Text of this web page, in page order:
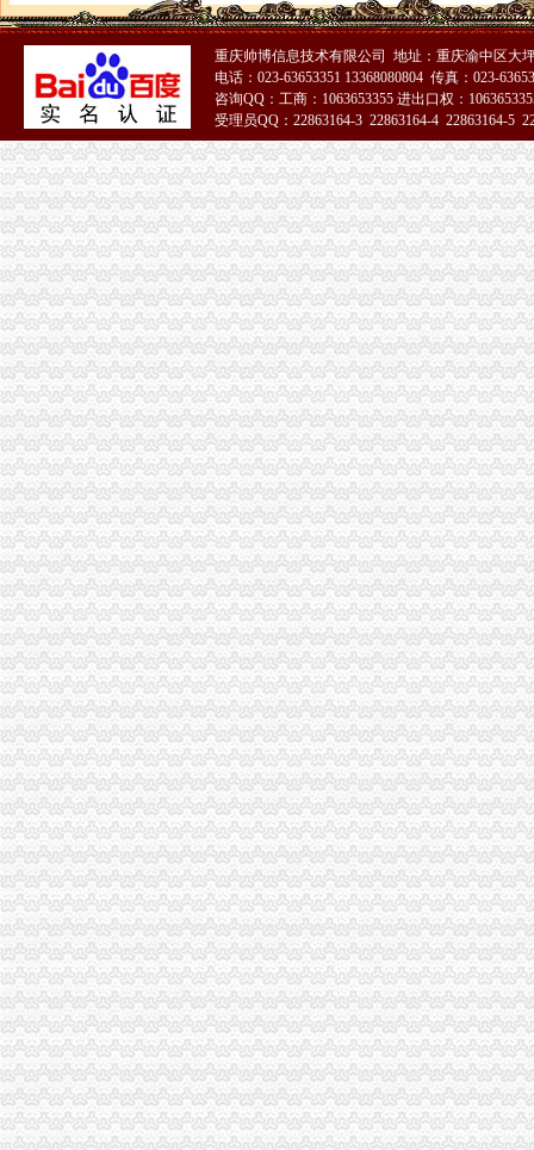
周克华系列劫案共抢现金55.5万主要花在家庭上-中新网
重庆永辉超市有限公司沙坪坝区童家桥分公司_【信用信息_诉讼信息_
【重庆沙坪坝童家桥财务/审计/税务招聘网|2018年重庆沙坪坝童家桥财
中国邮政储蓄银行股份有限公司重庆沙坪坝区童家桥支行_【电话地址_
【重庆沙坪坝童家桥财务/会计助理招聘网|2018年重庆沙坪坝童家桥财
【童家桥企业管理咨询公司】-今题童家桥企业管理咨询网
【重庆童家桥公司业务招聘网_公司业务招聘信息】-重庆智联招聘
重庆沙坪坝办理公司执照个体户执照记帐报税-童家桥工商注册|重庆酷
重庆沙坪坝童家桥会计实务培训,重庆沙坪坝童家桥会计实操培训班,
重庆美坎毕罗财务咨询有限公司联系方式_信用报告_工商信息-启信宝
【安明金有限公司】安明金有限公司招聘|待遇|面试|怎么样-看准网
重庆沙坪坝童家桥理财公司|重庆沙坪坝童家桥理财-重庆沙坪坝童家桥
【重庆美坎毕罗财务咨询有限公司工商信息】-阿土伯工商信息查询
沙坪坝区股份制企业招聘_重庆童家桥股份制企业招聘信息_求职找工作
【童家桥项目管理认证培训】-今题童家桥项目管理认证培训网
【重庆沙坪坝童家桥财务经理招聘网|2018年重庆沙坪坝童家桥财务经
重庆市沙坪坝区童家桥贸易公司_【电话地址_招聘信息_注册信息_信用
经济日报多媒体数字报刊
【重庆童家桥半导体招聘网_半导体招聘信息】-重庆智联招聘
【2017年童家桥村卫生站口腔科新招聘信息_电话_地址】-赶集网
【童家桥专利申请|童家桥专利注册】-今题童家桥专利申请网
重庆孚博投资管理咨询有限公司
【重庆沙坪坝童家桥保险精算师招聘网|2018年重庆沙坪坝童家桥保险
重庆市沙坪坝区童家桥汽车修理厂_【信用信息_诉讼信息_财务信息_注
重庆市沙坪坝区童家桥贸易公司广龙糕点加工厂_【信用信息_诉讼信息
【重庆童家桥培训经理招聘网_培训经理招聘信息】-重庆智联招聘
重庆童家桥附近出纳招聘|重庆童家桥附近出纳职位信息汇总|重庆出纳
【重庆会计服务公司黄页】_顺企网
重庆童家桥附近出纳招聘|重庆童家桥附近出纳职位信息汇总|重庆出纳
【重庆沙坪坝童家桥统计招聘网|2018年重庆沙坪坝童家桥统计招聘信
沙坪坝学会计去哪里好？重庆财务会计今题网
重庆燃气集团股份有限公司|公司|重庆|有限_新浪财经_新浪网
重庆市沙坪坝区童家桥街道文化站新世纪卡拉OK厅_【信用信息_诉讼
中国工商银行股份有限公司重庆童家桥支行_【信用信息_诉讼信息_财
【58同城】重庆渝北龙溪香港公司注册_注册香港公司_离岸公司注册
重庆沙坪坝童家桥初级经济师培训公司|重庆沙坪坝童家桥初级经济师培
重庆华庆阀门制造有限公司2017招聘信息_电话_地址-中华英才网
【58同城】大坪财务会计_大坪财会_大坪评估
沙坪坝区童家桥街道松山路146号公共厕所改造装修工程_中国招标网_
重庆玉言装饰工程有限公司_建筑装修装饰工程_覃家岗镇童家桥村白鹤
重庆燃气集团股份有限公司|公司|重庆|有限_新浪财经_新浪网
沙区童家桥街道办事处松山路146号公共厕所改造装修工程第二次招标_
：重庆燃气2017年第一季度报告_（）_公告正文
重庆沙坪坝童家桥歌手招聘网_重庆沙坪坝童家桥歌手人才网_重庆沙坪
重庆康名士办公用品商贸有限公司生意旺铺
重庆帅博信息技术有限公司 地址：重庆渝中区大
电话：023-63653351 13368080804 传真：023-
咨询QQ：工商：1063653355 进出口权：
受理员QQ：22863164-3 22863164-4 22863164-5
51La